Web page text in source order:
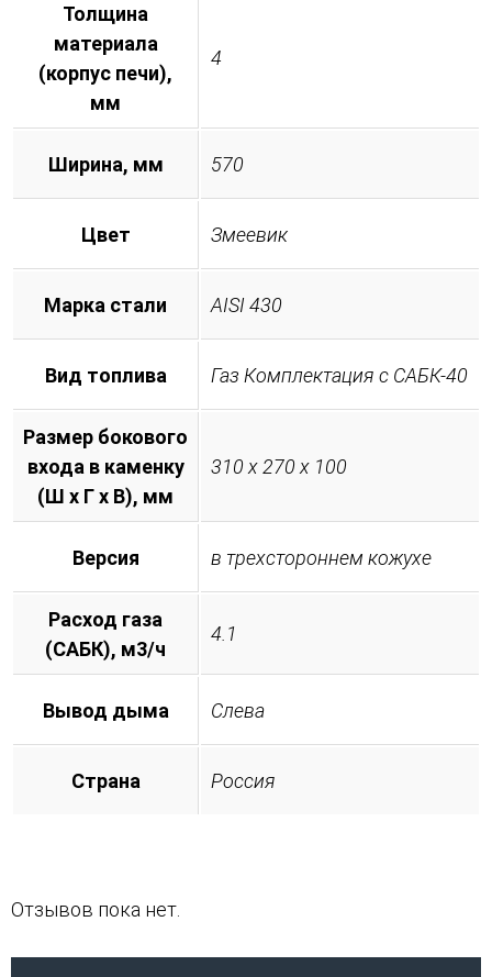
Толщина
материала
(корпус печи),
мм
4
Ширина, мм 570
Цвет Змеевик
Марка стали AISI 430
Вид топлива Газ Комплектация с САБК-40
Размер бокового
входа в каменку
(Ш х Г х В), мм
310 х 270 х 100
Версия в трехстороннем кожухе
Расход газа
(САБК), м3/ч
4.1
Вывод дыма Слева
Страна Россия
Отзывов пока нет.